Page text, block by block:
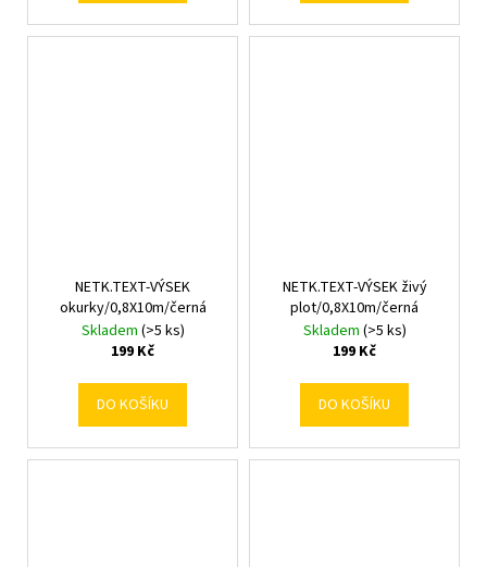
NETK.TEXT-VÝSEK
okurky/0,8X10m/černá
Skladem (>5 ks)
199 Kč
DO KOŠÍKU
NETK.TEXT-VÝSEK živý
plot/0,8X10m/černá
Skladem (>5 ks)
199 Kč
DO KOŠÍKU